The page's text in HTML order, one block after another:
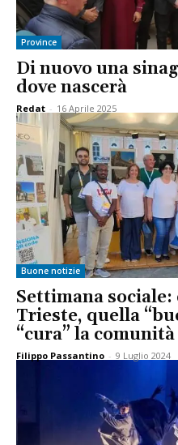
Province
Di nuovo una
dove nascerà
Redat - 16 Aprile 2025
Buone notizie
Settimana sociale:
Trieste, quella
“cura” la comunità
Filippo Passantino - 9 Luglio 2024